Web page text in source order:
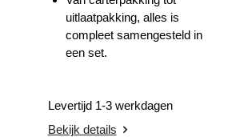
uitlaatpakking, alles is
compleet samengesteld in
een set.
Levertijd 1-3 werkdagen
Bekijk details